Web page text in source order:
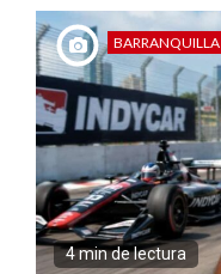
BARRANQUILLA
4 min de lectura